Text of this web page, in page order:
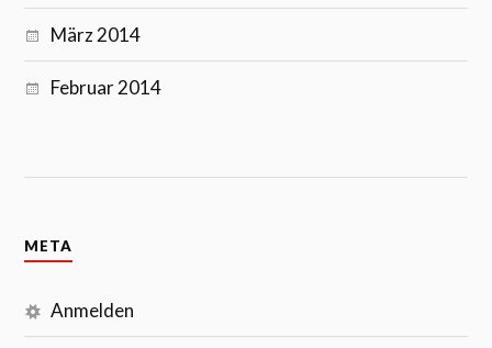
März 2014
Februar 2014
META
Anmelden